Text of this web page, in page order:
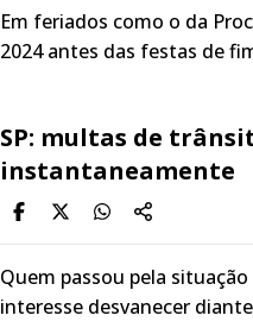
Em feriados como o da
2024 antes das festas de
SP: multas de
instantaneamente
Quem passou pela
interesse desvanecer